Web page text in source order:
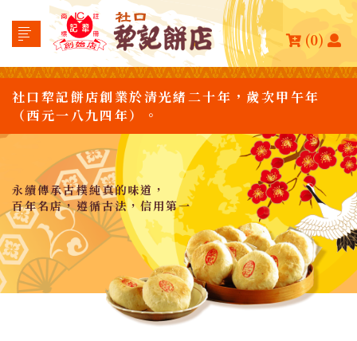
(0)
社口犂記餅店創業於清光緒二十年，歲次甲午年
（西元一八九四年）。
永續傳承古樸純真的味道，
百年名店，遵循古法，信用第一